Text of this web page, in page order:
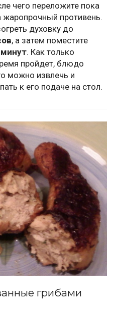
чего переложите пока
противень.
духовку до
, а затем поместите
. Как только
пройдет, блюдо
можно извлечь и
к его подаче на стол.
грибами